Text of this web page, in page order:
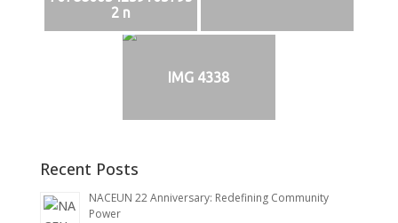
2 n
IMG 4338
Recent Posts
NACEUN 22 Anniversary: Redefining Community
Power